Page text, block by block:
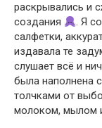
раскрывались и
создания
. Я
салфетки,
издавала те
слушает всё и
была наполнена
толчками от
молоком, мылом